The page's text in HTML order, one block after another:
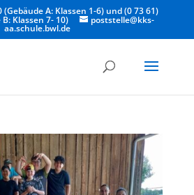
(Gebäude A: Klassen 1-6) und (0 73 61)
Klassen 7- 10) poststelle@kks-
aa.schule.bwl.de